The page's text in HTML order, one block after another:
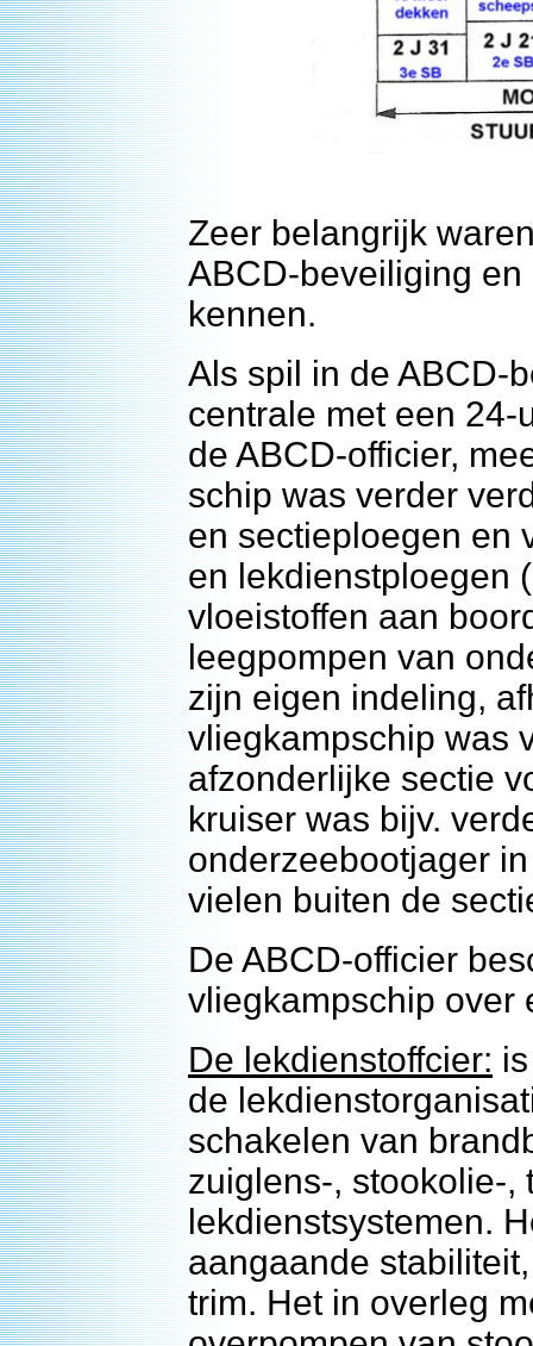
Zeer belangrijk
ABCD-beveiliging
kennen.
Als spil in de ABCD-
centrale met een 24-
de ABCD-officier,
schip was verder
en sectieploegen en
en lekdienstploegen
vloeistoffen aan
leegpompen van
zijn eigen indeling,
vliegkampschip was
afzonderlijke sectie
kruiser was bijv.
onderzeebootjager
vielen buiten de
De ABCD-officier
vliegkampschip over
De lekdienstoffcier:
de
schakelen van
zuiglens-, stookolie-,
lekdienstsystemen.
aangaande
trim. Het in overleg